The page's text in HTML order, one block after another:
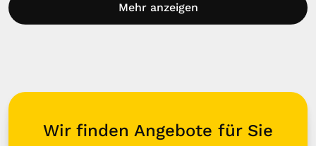
Mehr anzeigen
Wir finden Angebote für Sie